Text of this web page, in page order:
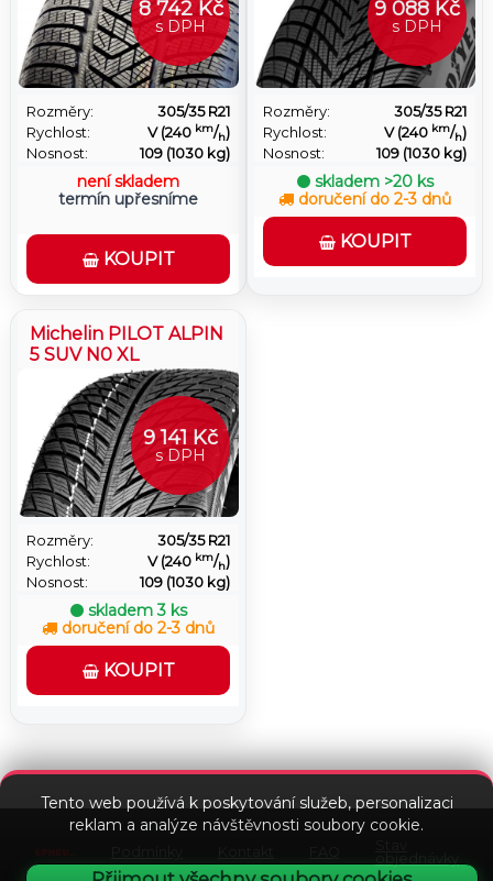
Tento web používá k poskytování služeb, personalizaci
reklam a analýze návštěvnosti soubory cookie.
8 742 Kč
s DPH
Rozměry:
305/35 R21
Rychlost:
V (240 km/h)
Nosnost:
109 (1030 kg)
není skladem
termín upřesníme
KOUPIT
9 088 Kč
s DPH
Rozměry:
305/35 R21
Rychlost:
V (240 km/h)
Nosnost:
109 (1030 kg)
skladem >20 ks
doručení do 2-3 dnů
KOUPIT
Michelin PILOT ALPIN
5 SUV N0 XL
9 141 Kč
s DPH
Rozměry:
305/35 R21
Rychlost:
V (240 km/h)
Nosnost:
109 (1030 kg)
skladem3 ks
doručení do 2-3 dnů
KOUPIT
objednávky